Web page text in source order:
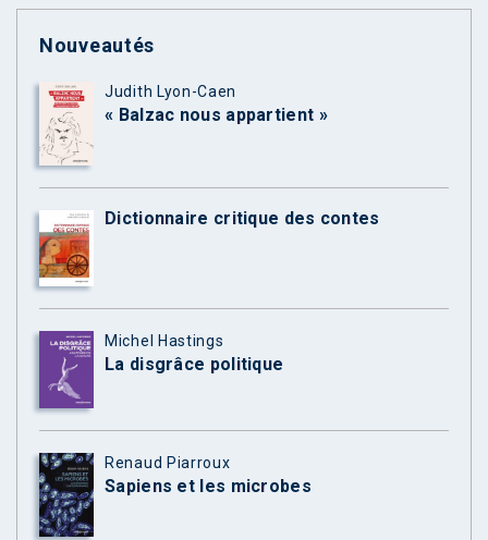
Nouveautés
Judith Lyon-Caen
« Balzac nous appartient »
Dictionnaire critique des contes
Michel Hastings
La disgrâce politique
Renaud Piarroux
Sapiens et les microbes